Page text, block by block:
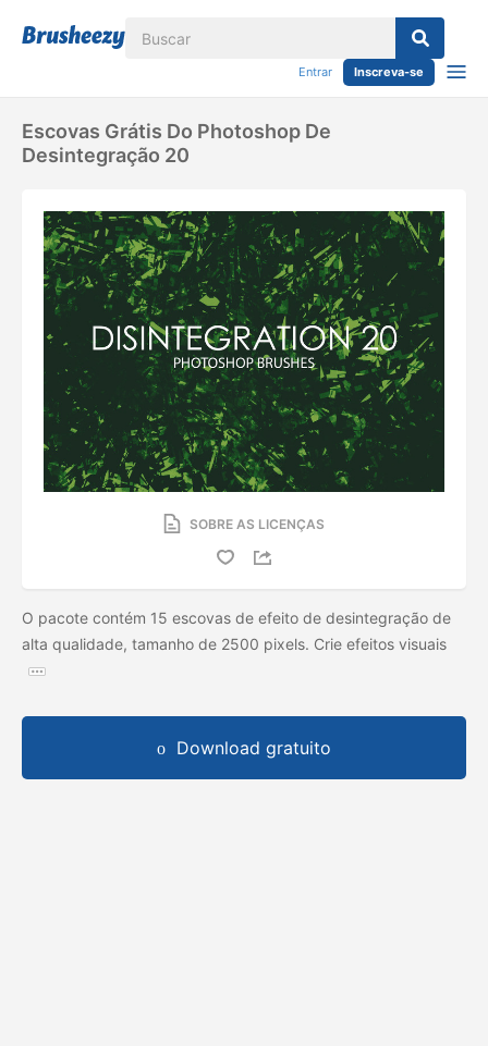
Entrar Inscreva-se
Escovas Grátis Do Photoshop De
Desintegração 20
SOBRE AS LICENÇAS
O pacote contém 15 escovas de efeito de desintegração de
alta qualidade, tamanho de 2500 pixels. Crie efeitos visuais
Download gratuito